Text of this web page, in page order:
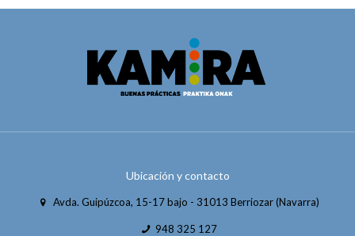
Ubicación y contacto
Avda. Guipúzcoa, 15-17 bajo - 31013 Berriozar (Navarra)
948 325 127